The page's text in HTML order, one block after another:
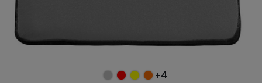
+4